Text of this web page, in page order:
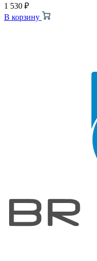
1 530 ₽
В корзину